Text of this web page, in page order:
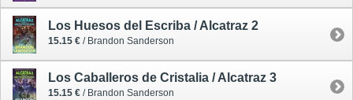
Los Huesos del Escriba / Alcatraz 2
15.15 € / Brandon Sanderson
Los Caballeros de Cristalia / Alcatraz 3
15.15 € / Brandon Sanderson